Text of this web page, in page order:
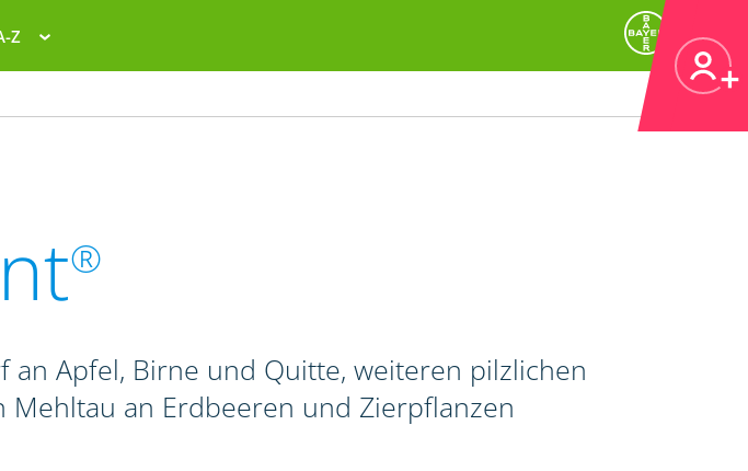
Z
®
Apfel, Birne und Quitte, weiteren pilzlichen
Mehltau an Erdbeeren und Zierpflanzen